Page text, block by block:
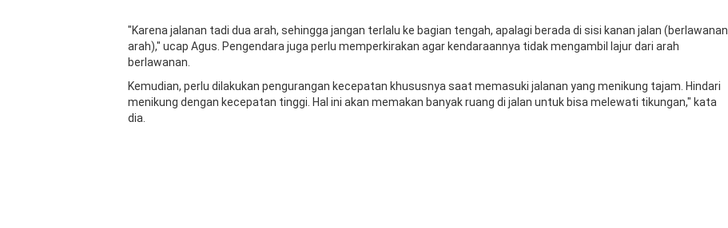
"Karena jalanan tadi dua arah, sehingga jangan terlalu ke bagian tengah, apalagi berada di sisi kanan jalan (berlawanan
arah)," ucap Agus. Pengendara juga perlu memperkirakan agar kendaraannya tidak mengambil lajur dari arah
berlawanan.
Kemudian, perlu dilakukan pengurangan kecepatan khususnya saat memasuki jalanan yang menikung tajam. Hindari
menikung dengan kecepatan tinggi. Hal ini akan memakan banyak ruang di jalan untuk bisa melewati tikungan," kata
dia.